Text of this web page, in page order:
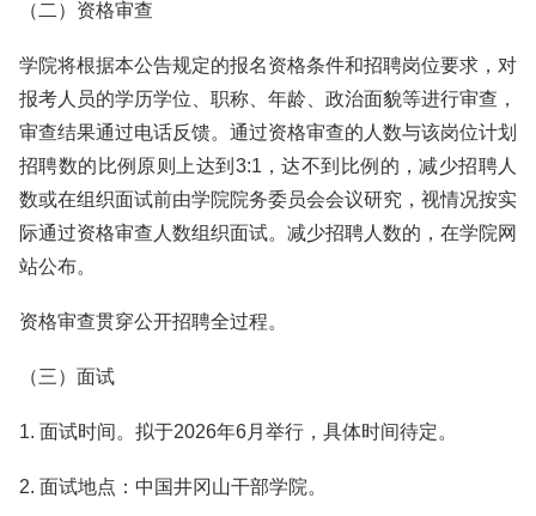
（二）资格审查
学院将根据本公告规定的报名资格条件和招聘岗位要求，对
报考人员的学历学位、职称、年龄、政治面貌等进行审查，
审查结果通过电话反馈。通过资格审查的人数与该岗位计划
招聘数的比例原则上达到3:1，达不到比例的，减少招聘人
数或在组织面试前由学院院务委员会会议研究，视情况按实
际通过资格审查人数组织面试。减少招聘人数的，在学院网
站公布。
资格审查贯穿公开招聘全过程。
（三）面试
1. 面试时间。拟于2026年6月举行，具体时间待定。
2. 面试地点：中国井冈山干部学院。